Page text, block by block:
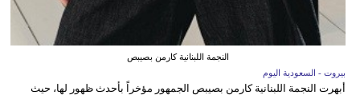
النجمة اللبنانية كارمن بصيبص
بيروت - السعودية اليوم
أبهرت النجمة اللبنانية كارمن بصيبص الجمهور مؤخراً بأحدث ظهور لها، حيث